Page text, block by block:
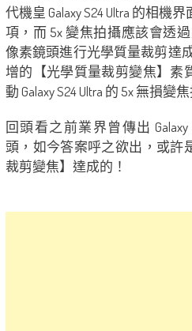
代機皇 Galaxy S24 Ultra 的相機
項，而 5x 變焦拍攝應該會透
像素鏡頭進行光學質量裁剪達
增的【光學質量裁剪變焦】素
動 Galaxy S24 Ultra 的 5x 無損變
回頭看之前業界曾傳出 Galaxy
頭，如今答案呼之欲出，或許
裁剪變焦】達成的！